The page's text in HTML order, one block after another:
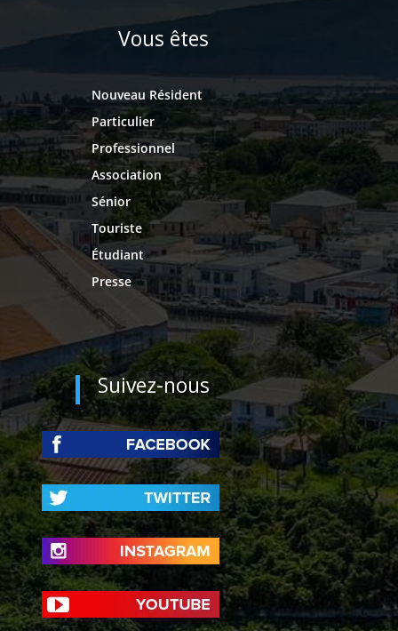
Vous êtes
Nouveau Résident
Particulier
Professionnel
Association
Sénior
Touriste
Étudiant
Presse
Suivez-nous